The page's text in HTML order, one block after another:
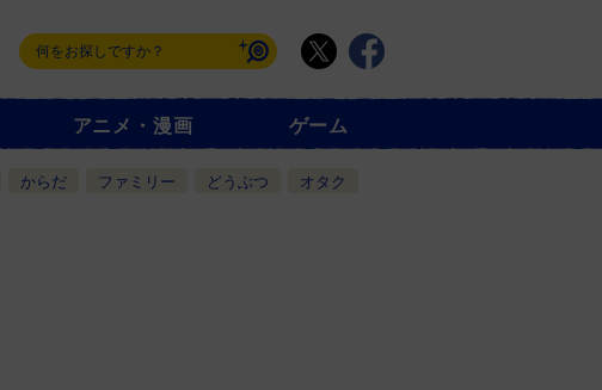
アニメ・漫画 ゲーム
からだ ファミリー どうぶつ
オタク